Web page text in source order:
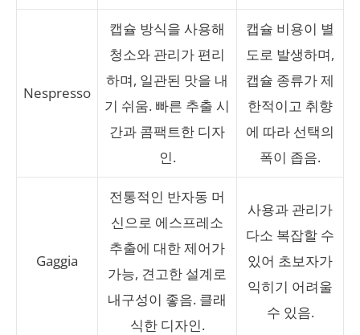
Nespresso
캡슐 방식을 사용해
청소와 관리가 편리
하며, 일관된 맛을 내
기 쉬움. 빠른 추출 시
간과 콤팩트한 디자
인.
캡슐 비용이 별
도로 발생하며,
캡슐 종류가 제
한적이고 취향
에 따라 선택의
폭이 좁음.
Gaggia
전통적인 반자동 머
신으로 에스프레소
추출에 대한 제어가
가능, 견고한 설계로
내구성이 좋음. 클래
식한 디자인.
사용과 관리가
다소 복잡할 수
있어 초보자가
익히기 어려울
수 있음.